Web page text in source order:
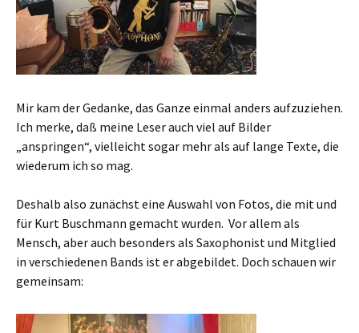
Mir kam der Gedanke, das Ganze einmal anders aufzuziehen.
Ich merke, daß meine Leser auch viel auf Bilder
„anspringen“, vielleicht sogar mehr als auf lange Texte, die
wiederum ich so mag.
Deshalb also zunächst eine Auswahl von Fotos, die mit und
für Kurt Buschmann gemacht wurden. Vor allem als
Mensch, aber auch besonders als Saxophonist und Mitglied
in verschiedenen Bands ist er abgebildet. Doch schauen wir
gemeinsam: